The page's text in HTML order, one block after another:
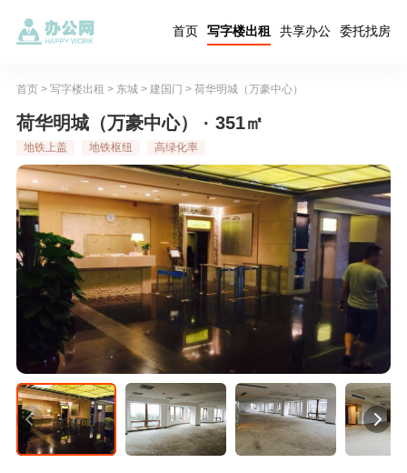
首页 写字楼出租 共享办公 委托找房
首页> 写字楼出租 > 东城> 建国门 > 荷华明城（万豪中心）
荷华明城（万豪中心） · 351㎡
地铁上盖 地铁枢纽 高绿化率